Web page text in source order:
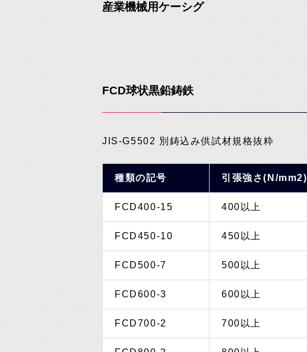
産業機械用ケーシグ
FCD球状黒鉛鋳鉄
JIS-G5502 別鋳込み供試材規格抜粋
種類の記号 引張強さ(N/mm2)
FCD400-15 400以上
FCD450-10 450以上
FCD500-7 500以上
FCD600-3 600以上
FCD700-2 700以上